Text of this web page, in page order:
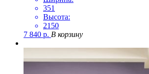
351
Высота:
2150
7 840 р. В корзину